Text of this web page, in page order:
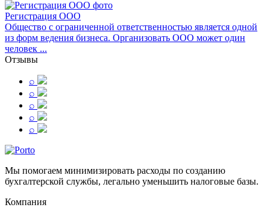
Регистрация ООО
Общество с ограниченной ответственностью является одной
из форм ведения бизнеса. Организовать ООО может один
человек ...
Отзывы
⌕
⌕
⌕
⌕
⌕
Мы помогаем минимизировать расходы по созданию
бухгалтерской службы, легально уменьшить налоговые базы.
Компания